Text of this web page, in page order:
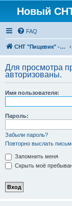
Новый
FAQ
СНТ "Пищевик" - возвращение на Главную страницу
Для просмотра
авторизованы.
Имя пользователя:
Пароль:
Забыли пароль?
Повторно выслать
Запомнить меня
Скрыть моё